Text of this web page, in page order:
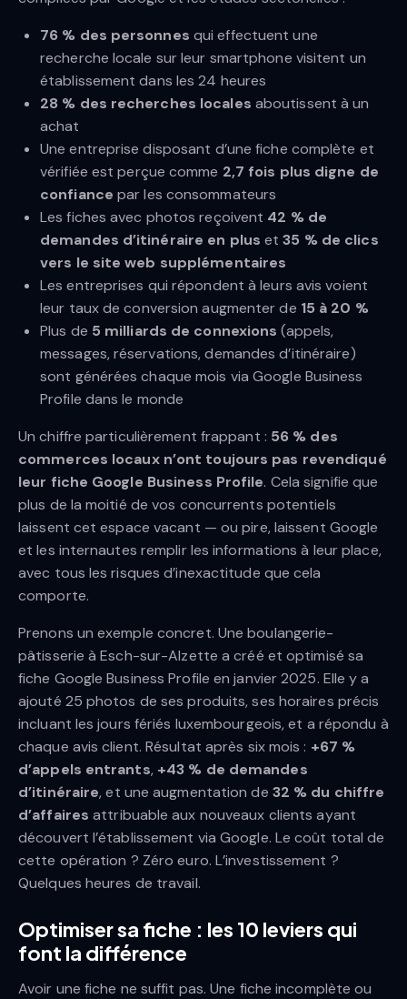
76 % des personnes qui effectuent une
recherche locale sur leur smartphone visitent un
établissement dans les 24 heures
28 % des recherches locales aboutissent à un
achat
Une entreprise disposant d’une fiche complète et
vérifiée est perçue comme 2,7 fois plus digne de
confiance par les consommateurs
Les fiches avec photos reçoivent 42 % de
demandes d’itinéraire en plus et35 % de clics
vers le site web supplémentaires
Les entreprises qui répondent à leurs avis voient
leur taux de conversion augmenter de 15 à 20 %
Plus de 5 milliards de connexions (appels,
messages, réservations, demandes d’itinéraire)
sont générées chaque mois via Google Business
Profile dans le monde
Un chiffre particulièrement frappant : 56 % des
commerces locaux n’ont toujours pas revendiqué
leur fiche Google Business Profile. Cela signifie que
plus de la moitié de vos concurrents potentiels
laissent cet espace vacant — ou pire, laissent Google
et les internautes remplir les informations à leur place,
avec tous les risques d’inexactitude que cela
comporte.
Prenons un exemple concret. Une boulangerie-
pâtisserie à Esch-sur-Alzette a créé et optimisé sa
fiche Google Business Profile en janvier 2025. Elle y a
ajouté 25 photos de ses produits, ses horaires précis
incluant les jours fériés luxembourgeois, et a répondu à
chaque avis client. Résultat après six mois : +67 %
d’appels entrants, +43 % de demandes
d’itinéraire, et une augmentation de 32 % du chiffre
d’affaires attribuable aux nouveaux clients ayant
découvert l’établissement via Google. Le coût total de
cette opération ? Zéro euro. L’investissement ?
Quelques heures de travail.
Optimiser sa fiche : les 10 leviers qui
font la différence
Avoir une fiche ne suffit pas. Une fiche incomplète ou